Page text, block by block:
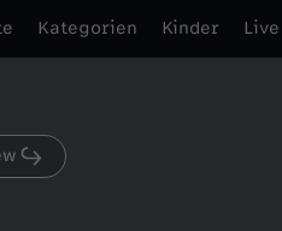
Kategorien Kinder